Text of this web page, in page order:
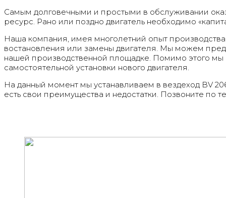
Самым долговечными и простыми в обслуживании
ресурс. Рано или поздно двигатель необходимо
Наша компания, имея многолетний опыт
востановления или замены двигателя. Мы можем
нашей производственной площадке. Помимо этого
самостоятельной установки нового двигателя.
На данный момент мы устанавливаем в вездеход BV
есть свои преимущества и недостатки. Позвоните по